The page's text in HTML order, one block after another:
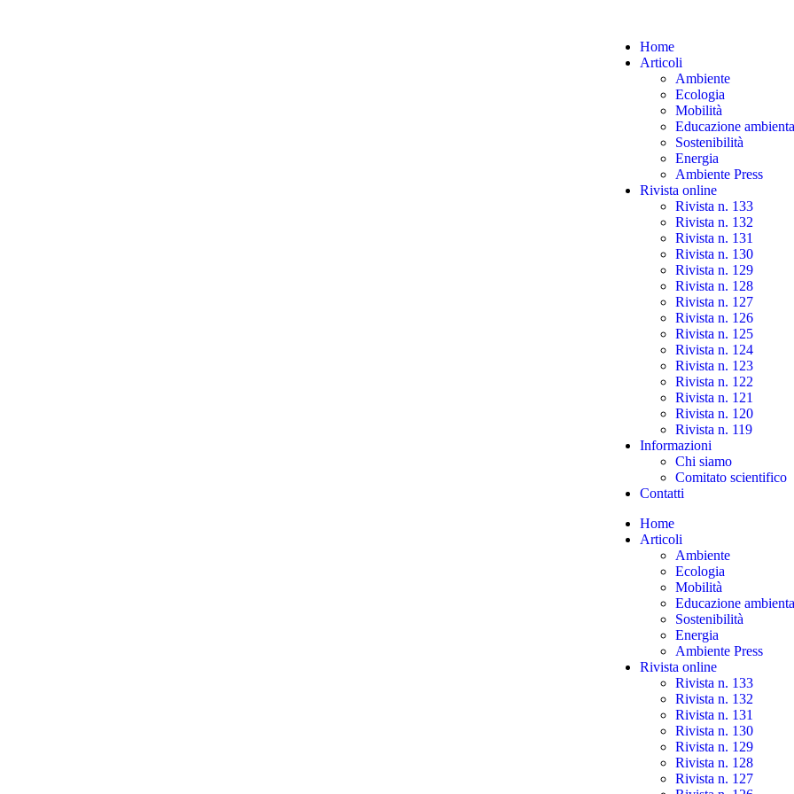
Home
Articoli
Ambiente
Ecologia
Mobilità
Educazione
Sostenibilità
Energia
Ambiente Press
Rivista online
Rivista n. 133
Rivista n. 132
Rivista n. 131
Rivista n. 130
Rivista n. 129
Rivista n. 128
Rivista n. 127
Rivista n. 126
Rivista n. 125
Rivista n. 124
Rivista n. 123
Rivista n. 122
Rivista n. 121
Rivista n. 120
Rivista n. 119
Informazioni
Chi siamo
Comitato scientifico
Contatti
Home
Articoli
Ambiente
Ecologia
Mobilità
Educazione
Sostenibilità
Energia
Ambiente Press
Rivista online
Rivista n. 133
Rivista n. 132
Rivista n. 131
Rivista n. 130
Rivista n. 129
Rivista n. 128
Rivista n. 127